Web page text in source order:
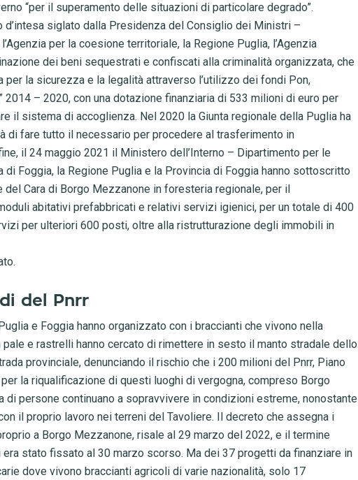
“per il superamento delle situazioni di particolare degrado”.
d’intesa siglato dalla Presidenza del Consiglio dei Ministri –
per la coesione territoriale, la Regione Puglia, l’Agenzia
dei beni sequestrati e confiscati alla criminalità organizzata, che
la sicurezza e la legalità attraverso l’utilizzo dei fondi Pon,
2014 – 2020, con una dotazione finanziaria di 533 milioni di euro per
il sistema di accoglienza. Nel 2020 la Giunta regionale della Puglia ha
di fare tutto il necessario per procedere al trasferimento in
il 24 maggio 2021 il Ministero dell’Interno – Dipartimento per le
di Foggia, la Regione Puglia e la Provincia di Foggia hanno sottoscritto
del Cara di Borgo Mezzanone in foresteria regionale, per il
abitativi prefabbricati e relativi servizi igienici, per un totale di 400
per ulteriori 600 posti, oltre alla ristrutturazione degli immobili in
del Pnrr
e Foggia hanno organizzato con i braccianti che vivono nella
e rastrelli hanno cercato di rimettere in sesto il manto stradale dello
provinciale, denunciando il rischio che i 200 milioni del Pnrr, Piano
la riqualificazione di questi luoghi di vergogna, compreso Borgo
di persone continuano a sopravvivere in condizioni estreme, nonostante
il proprio lavoro nei terreni del Tavoliere. Il decreto che assegna i
a Borgo Mezzanone, risale al 29 marzo del 2022, e il termine
stato fissato al 30 marzo scorso. Ma dei 37 progetti da finanziare in
dove vivono braccianti agricoli di varie nazionalità, solo 17